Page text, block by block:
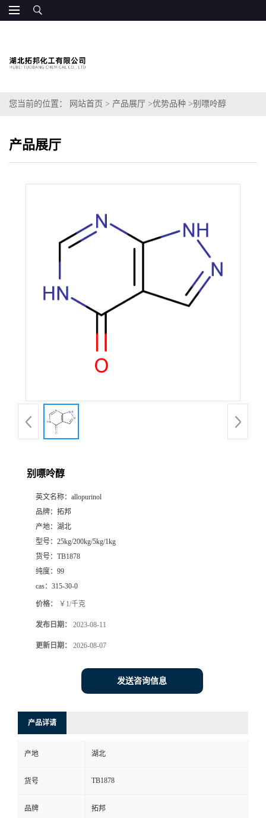
您当前的位置： 网站首页 > 产品展厅 >优势品种 >别嘌呤醇
产品展厅
别嘌呤醇
英文名称： allopurinol
品牌： 拓邦
产地： 湖北
型号： 25kg/200kg/5kg/1kg
货号： TB1878
纯度： 99
cas： 315-30-0
价格： ￥1/千克
发布日期： 2023-08-11
更新日期： 2026-08-07
发送咨询信息
产品详请
产地 湖北
货号 TB1878
品牌 拓邦